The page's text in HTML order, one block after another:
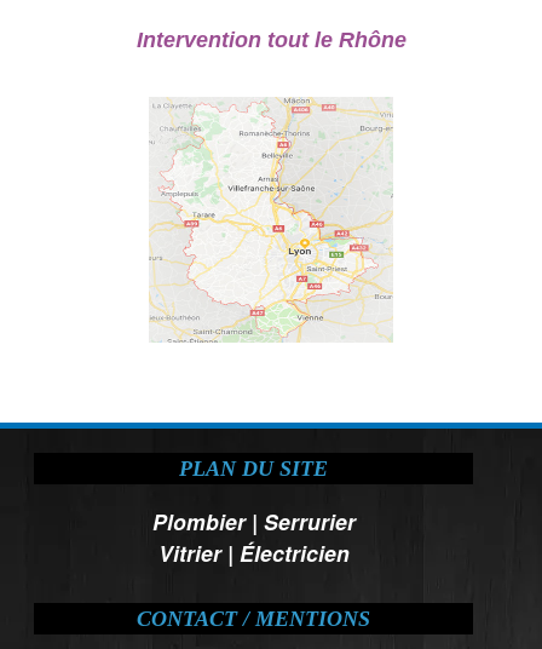
Intervention tout le Rhône
PLAN DU SITE
Plombier| Serrurier
Vitrier| Électricien
CONTACT / MENTIONS